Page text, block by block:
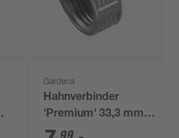
Gardena
Hahnverbinder
'Premium' 33,3 mm
(1") lose